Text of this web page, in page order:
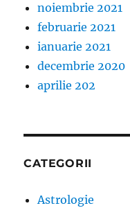
noiembrie 2021
februarie 2021
ianuarie 2021
decembrie 2020
aprilie 202
CATEGORII
Astrologie